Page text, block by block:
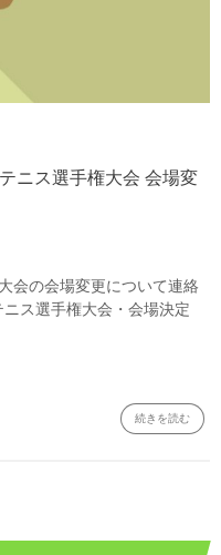
ニス選手権大会 会場変
会の会場変更について連絡
ス選手権大会・会場決定
続きを読む